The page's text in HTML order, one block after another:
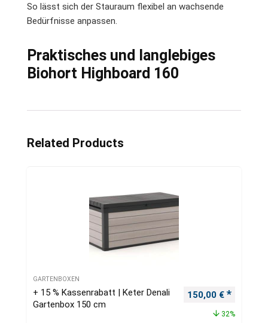
So lässt sich der Stauraum flexibel an wachsende
Bedürfnisse anpassen.
Praktisches und langlebiges
Biohort Highboard 160
Related Products
GARTENBOXEN
+ 15 % Kassenrabatt | Keter Denali
Gartenbox 150 cm
Ursprünglicher
150,00 €
32%